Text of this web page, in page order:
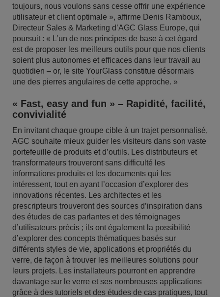
toujours, nous voulons sans cesse offrir une expérience
utilisateur et client optimale », affirme Denis Ramboux,
Directeur Sales & Marketing d’AGC Glass Europe, qui
poursuit : « L’un de nos principes de base à cet égard
est de proposer les meilleurs outils pour que nos clients
soient plus autonomes et efficaces dans leur travail au
quotidien – or, le site YourGlass constitue désormais
une des pierres angulaires de cette approche. »
« Fast, easy and fun » – Rapidité, facilité,
convivialité
En invitant chaque groupe cible à un trajet personnalisé,
AGC souhaite mieux guider les visiteurs dans son vaste
portefeuille de produits et d’outils. Les distributeurs et
transformateurs trouveront sans difficulté les
informations produits et les documents qui les
intéressent, tout en ayant l’occasion d’explorer des
innovations récentes. Les architectes et les
prescripteurs trouveront des sources d’inspiration dans
des études de cas parlantes et des témoignages
d’utilisateurs précis ; ils ont également la possibilité
d’explorer des concepts thématiques basés sur
différents styles de vie, applications et propriétés du
verre, de façon à trouver les meilleures solutions pour
leurs projets. Les installateurs pourront en apprendre
davantage sur le verre et ses nombreuses applications
grâce à des tutoriels et des études de cas pratiques, tout